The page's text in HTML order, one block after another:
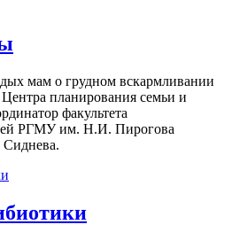
мам о грудном вскармливании
Центра планирования семьи и
факультета
РГМУ им. Н.И. Пирогова
Сиднева.